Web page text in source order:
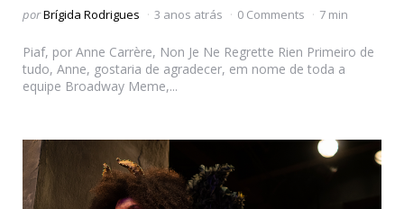
Postado
porBrígida Rodrigues 3 anos atrás 0 Comments 7 min
Piaf, por Anne Carrère, Non Je Ne Regrette Rien Primeiro de
tudo, Anne, gostaria de agradecer, em nome de toda a
equipe Broadway Meme,...